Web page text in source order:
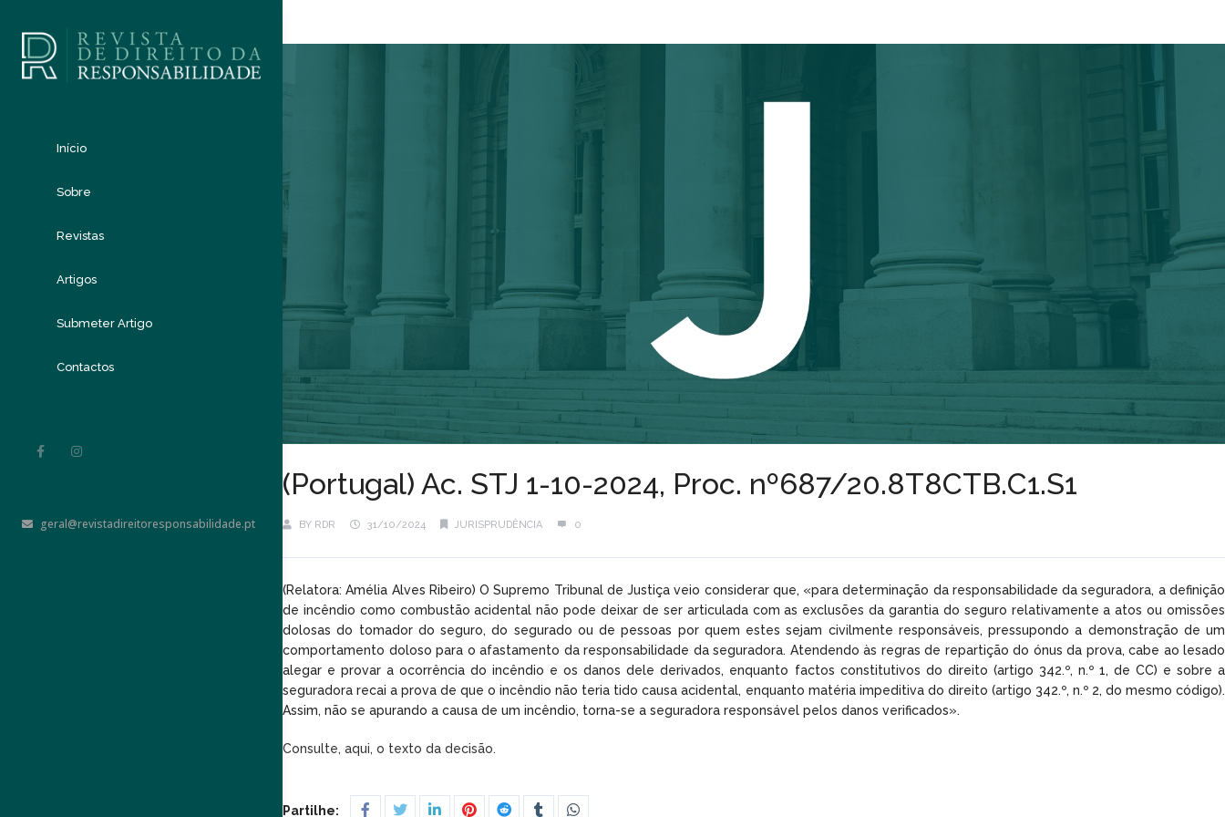
Início
Sobre
Revistas
Artigos
Submeter Artigo
Contactos
geral@revistadireitoresponsabilidade.pt
(Portugal) Ac. STJ 1-10-2024, Proc. nº687/20.8T8CTB.C1.S1
BY RDR 31/10/2024 JURISPRUDÊNCIA 0
(Relatora: Amélia Alves Ribeiro) O Supremo Tribunal de Justiça veio considerar que, «para determinação da responsabilidade da seguradora, a definição
de incêndio como combustão acidental não pode deixar de ser articulada com as exclusões da garantia do seguro relativamente a atos ou omissões
dolosas do tomador do seguro, do segurado ou de pessoas por quem estes sejam civilmente responsáveis, pressupondo a demonstração de um
comportamento doloso para o afastamento da responsabilidade da seguradora. Atendendo às regras de repartição do ónus da prova, cabe ao lesado
alegar e provar a ocorrência do incêndio e os danos dele derivados, enquanto factos constitutivos do direito (artigo 342.º, n.º 1, de CC) e sobre a
seguradora recai a prova de que o incêndio não teria tido causa acidental, enquanto matéria impeditiva do direito (artigo 342.º, n.º 2, do mesmo código).
Assim, não se apurando a causa de um incêndio, torna-se a seguradora responsável pelos danos verificados».
Consulte, aqui, o texto da decisão.
Partilhe: